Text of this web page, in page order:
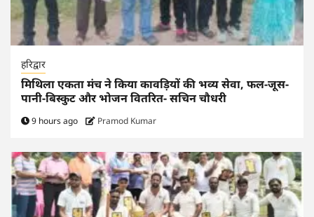
हरिद्वार
मिथिला एकता मंच ने किया कावड़ियों की भव्य सेवा, फल-जूस-
पानी-बिस्कुट और भोजन वितरित- सचिन चौधरी
9 hours ago Pramod Kumar